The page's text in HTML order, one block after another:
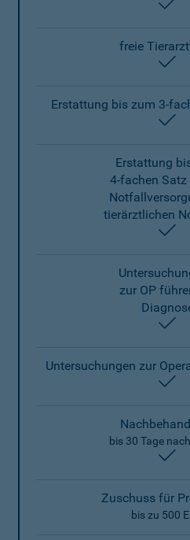
freie
Erstattung bis zum 3-
Erstattung
4-fachen Satz
tierärztlichen
zur OP
Untersuchungen zur
bis 30 Tage
Zuschuss für
bis zu 500